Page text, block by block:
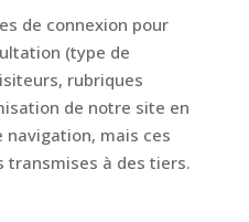
de connexion pour
(type de
rubriques
de notre site en
mais ces
transmises à des tiers.